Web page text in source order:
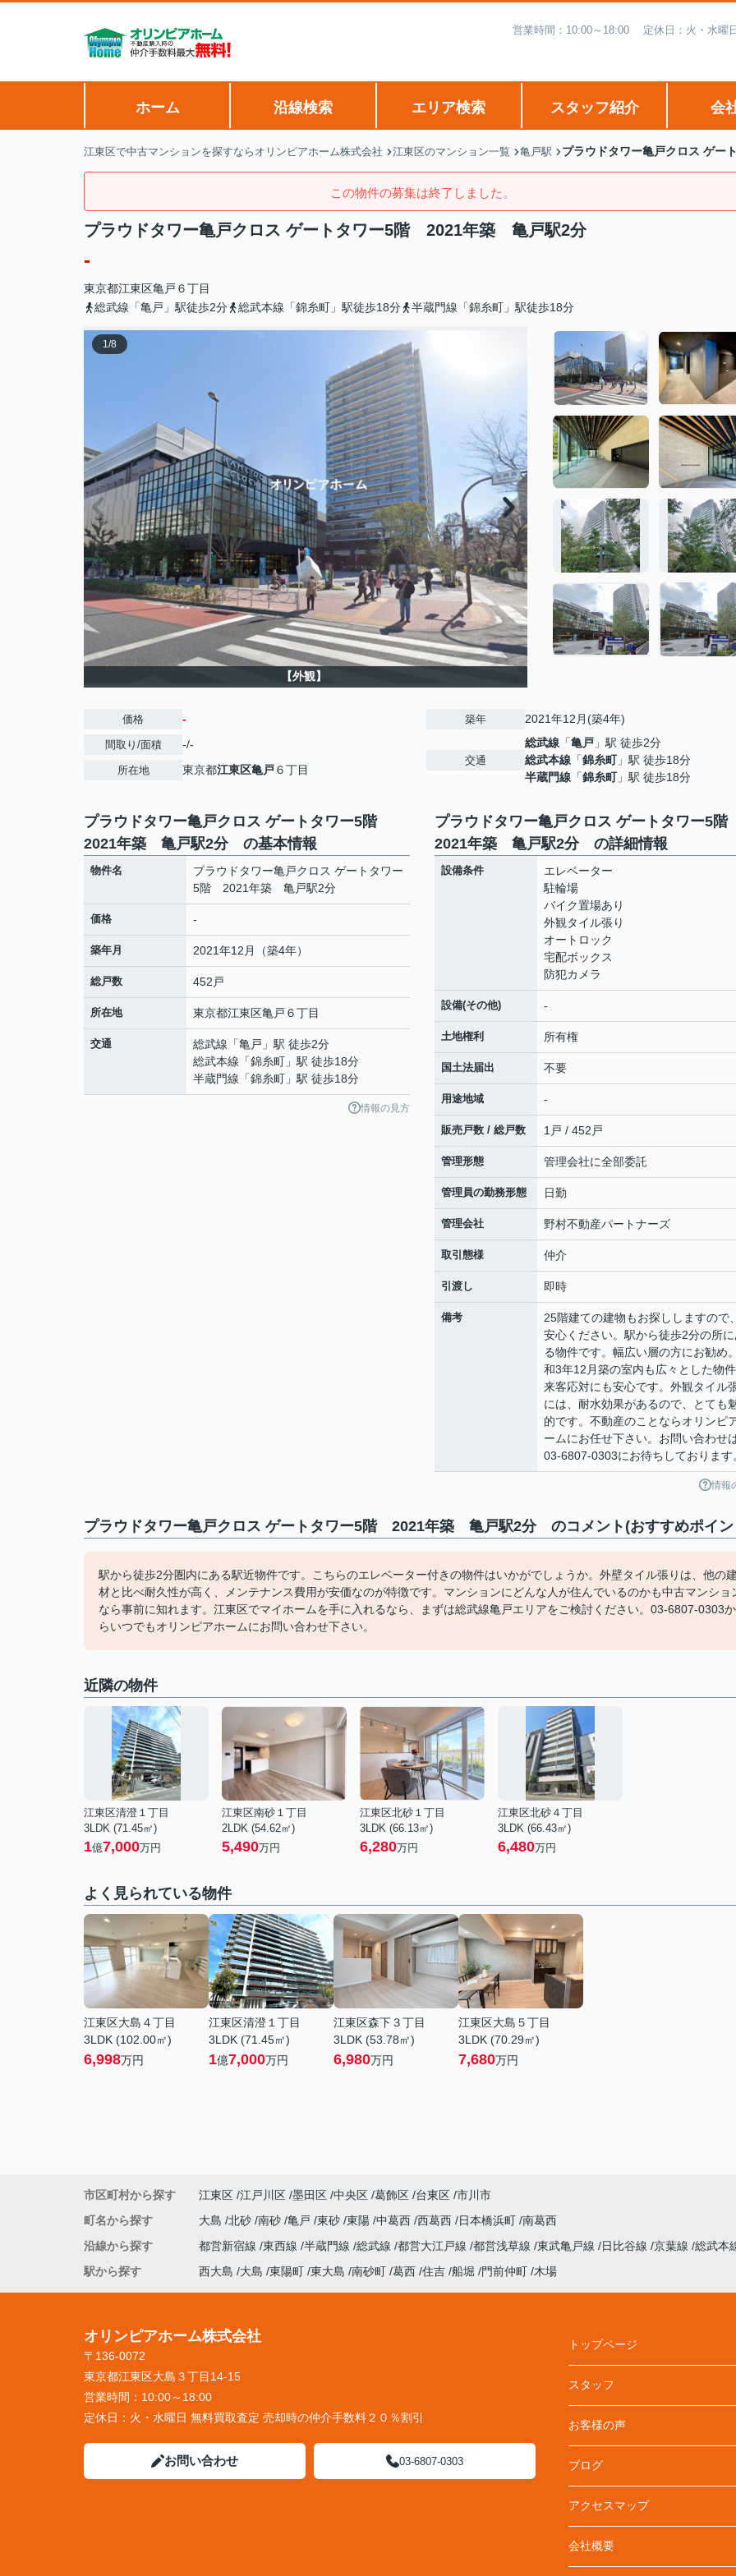
営業時間：10:00～18:00 定休日：火・水曜
ホーム 沿線検索 エリア検索 スタッフ紹介 会
江東区で中古マンションを探すならオリンピアホーム株式会社 江東区のマンション一覧 亀戸駅 プラウドタワー亀戸クロス ゲ
この物件の募集は終了しました。
プラウドタワー亀戸クロス ゲートタワー5階 2021年築 亀戸駅2分
-
東京都江東区亀戸 ６丁目
総武線「亀戸」駅徒歩2分
総武本線「錦糸町」駅徒歩18分 半蔵門線「錦糸町」駅徒歩18分
1/8
【外観】
価格 -
間取り/面積 -/-
所在地 東京都江東区亀戸６丁目
築年 2021年12月(築4年)
交通
総武線 「亀戸 」駅 徒歩2分
総武本線 「錦糸町」駅 徒歩18分
半蔵門線 「錦糸町」駅 徒歩18分
プラウドタワー亀戸クロス ゲートタワー5階
2021年築 亀戸駅2分 の基本情報
物件名
プラウドタワー亀戸クロス ゲートタワー
5階 2021年築 亀戸駅2分
価格 -
築年月 2021年12月（築4年）
総戸数 452戸
所在地 東京都江東区亀戸 ６丁目
交通 総武線 「亀戸 」駅 徒歩2分
総武本線 「錦糸町 」駅 徒歩18分
半蔵門線 「錦糸町 」駅 徒歩18分
情報の見方
プラウドタワー亀戸クロス ゲートタワー5
2021年築 亀戸駅2分 の詳細情報
設備条件
エレベーター
駐輪場
バイク置場あり
外観タイル張り
オートロック
宅配ボックス
防犯カメラ
設備(その他) -
土地権利 所有権
国土法届出 不要
用途地域 -
販売戸数 / 総戸数 1戸 / 452戸
管理形態 管理会社に全部委託
管理員の勤務形態 日勤
管理会社 野村不動産パートナーズ
取引態様 仲介
引渡し 即時
備考
25階建ての建物もお探ししますので
安心ください。駅から徒歩2分の所
る物件です。幅広い層の方にお勧め
和3年12月築の室内も広々とした物
来客応対にも安心です。外観タイル
には、耐水効果があるので、とても
的です。不動産のことならオリンピ
ームにお任せ下さい。お問い合わせ
03-6807-0303にお待ちしております
情報
プラウドタワー亀戸クロス ゲートタワー5階 2021年築 亀戸駅2分 のコメント(おすすめポイン
駅から徒歩2分圏内にある駅近物件です。こちらのエレベーター付きの物件はいかがでしょうか。外壁タイル張りは、他の
材と比べ耐久性が高く、メンテナンス費用が安価なのが特徴です。マンションにどんな人が住んでいるのかも中古マンショ
なら事前に知れます。江東区でマイホームを手に入れるなら、まずは総武線亀戸エリアをご検討ください。03-6807-0303か
らいつでもオリンピアホームにお問い合わせ下さい。
近隣の物件
江東区清澄１丁目
3LDK (71.45㎡)
1億7,000万円
江東区南砂１丁目
2LDK (54.62㎡)
5,490万円
江東区北砂１丁目
3LDK (66.13㎡)
6,280万円
江東区北砂４丁目
3LDK (66.43㎡)
6,480万円
よく見られている物件
江東区大島４丁目
3LDK (102.00㎡)
6,998万円
江東区清澄１丁目
3LDK (71.45㎡)
1億7,000万円
江東区森下３丁目
3LDK (53.78㎡)
6,980万円
江東区大島５丁目
3LDK (70.29㎡)
7,680万円
市区町村から探す 江東区 江戸川区 墨田区 中央区 葛飾区 台東区 市川市
町名から探す
大島 北砂 南砂 亀戸 東砂 東陽 中葛西 西葛西 日本橋浜町 南葛西
沿線から探す
都営新宿線 東西線 半蔵門線 総武線 都営大江戸線 都営浅草線 東武亀戸線 日比谷線 京葉線 総武本
駅から探す
西大島 大島 東陽町 東大島 南砂町 葛西 住吉 船堀 門前仲町 木場
オリンピアホーム株式会社
〒136-0072
東京都江東区大島３丁目14-15
営業時間： 10:00～18:00
定休日： 火・水曜日 無料買取査定 売却時の仲介手数料２０％割引
お問い合わせ 03-6807-0303
トップページ
スタッフ
お客様の声
ブログ
アクセスマップ
会社概要